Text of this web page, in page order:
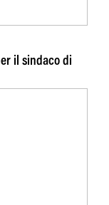
il sindaco di